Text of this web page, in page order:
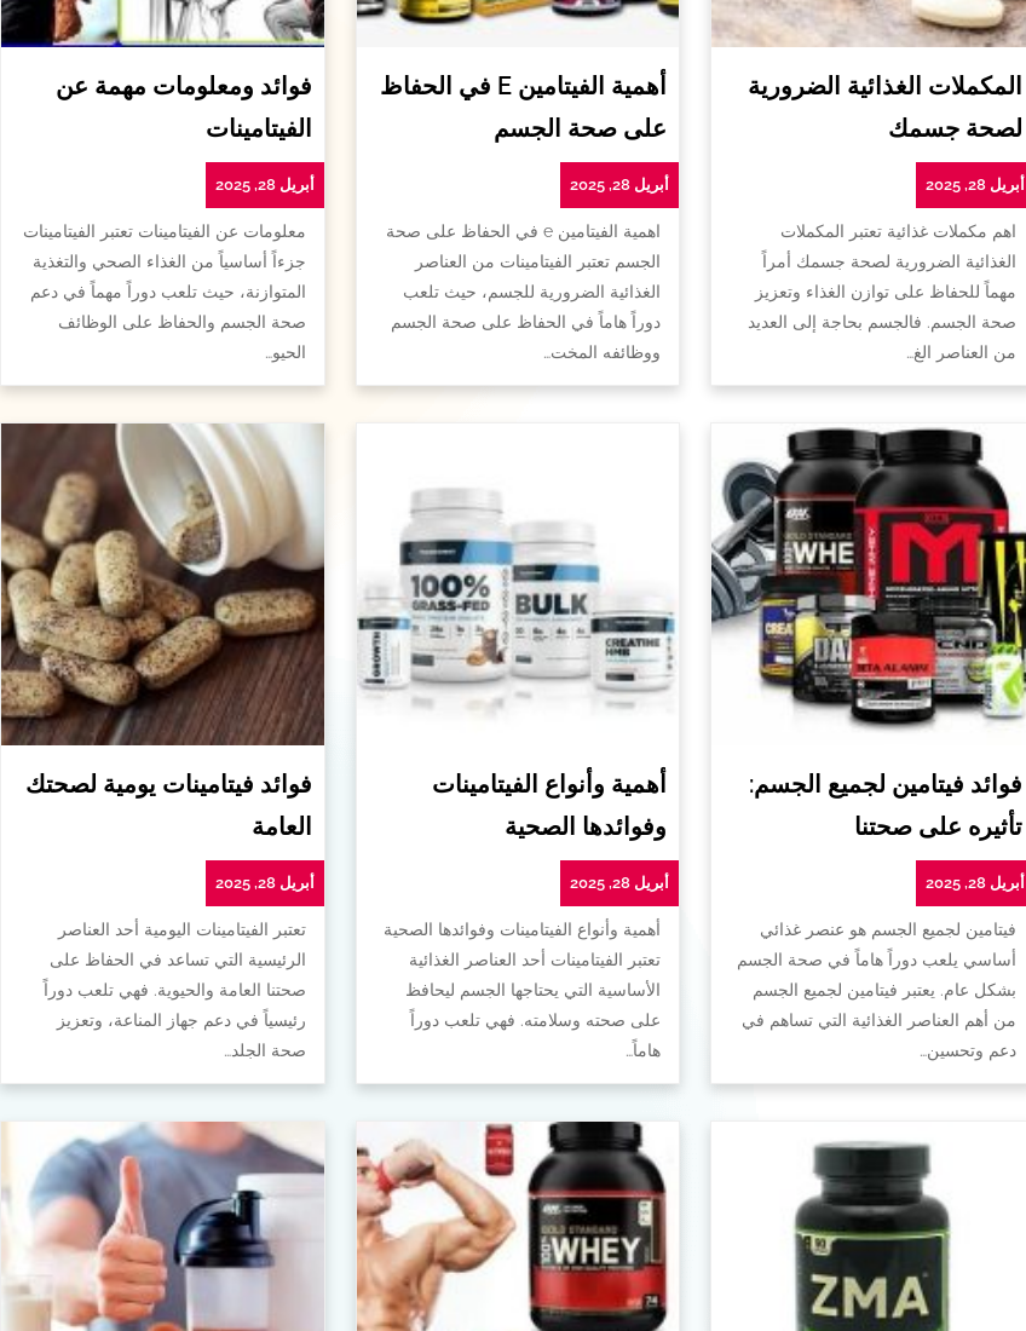
المكملات الغذائية الضرورية
لصحة جسمك
أبريل 28, 2025
اهم مكملات غذائية تعتبر المكملات
الغذائية الضرورية لصحة جسمك أمراً
مهماً للحفاظ على توازن الغذاء وتعزيز
صحة الجسم. فالجسم بحاجة إلى العديد
من العناصر الغ…
أهمية الفيتامين E في الحفاظ
على صحة الجسم
أبريل 28, 2025
اهمية الفيتامين e في الحفاظ على صحة
الجسم تعتبر الفيتامينات من العناصر
الغذائية الضرورية للجسم، حيث تلعب
دوراً هاماً في الحفاظ على صحة الجسم
ووظائفه المخت…
فوائد ومعلومات مهمة عن
الفيتامينات
أبريل 28, 2025
معلومات عن الفيتامينات تعتبر الفيتامينات
جزءاً أساسياً من الغذاء الصحي والتغذية
المتوازنة، حيث تلعب دوراً مهماً في دعم
صحة الجسم والحفاظ على الوظائف
الحيو…
فوائد فيتامين لجميع الجسم:
تأثيره على صحتنا
أبريل 28, 2025
فيتامين لجميع الجسم هو عنصر غذائي
أساسي يلعب دوراً هاماً في صحة الجسم
بشكل عام. يعتبر فيتامين لجميع الجسم
من أهم العناصر الغذائية التي تساهم في
دعم وتحسين…
أهمية وأنواع الفيتامينات
وفوائدها الصحية
أبريل 28, 2025
أهمية وأنواع الفيتامينات وفوائدها الصحية
تعتبر الفيتامينات أحد العناصر الغذائية
الأساسية التي يحتاجها الجسم ليحافظ
على صحته وسلامته. فهي تلعب دوراً
هاماً…
فوائد فيتامينات يومية لصحتك
العامة
أبريل 28, 2025
تعتبر الفيتامينات اليومية أحد العناصر
الرئيسية التي تساعد في الحفاظ على
صحتنا العامة والحيوية. فهي تلعب دوراً
رئيسياً في دعم جهاز المناعة، وتعزيز
صحة الجلد…